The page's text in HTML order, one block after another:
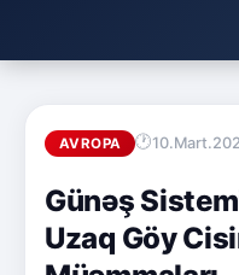
AVROPA
Günəş
Uzaq Göy